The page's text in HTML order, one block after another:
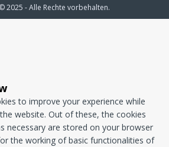
2025 - Alle Rechte vorbehalten.
to improve your experience while
website. Out of these, the cookies
necessary are stored on your browser
the working of basic functionalities of